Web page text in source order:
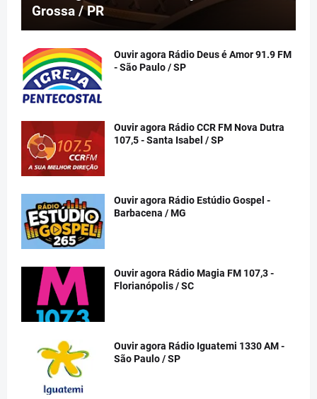
Grossa / PR
Ouvir agora Rádio Deus é Amor 91.9 FM
- São Paulo / SP
Ouvir agora Rádio CCR FM Nova Dutra
107,5 - Santa Isabel / SP
Ouvir agora Rádio Estúdio Gospel -
Barbacena / MG
Ouvir agora Rádio Magia FM 107,3 -
Florianópolis / SC
Ouvir agora Rádio Iguatemi 1330 AM -
São Paulo / SP